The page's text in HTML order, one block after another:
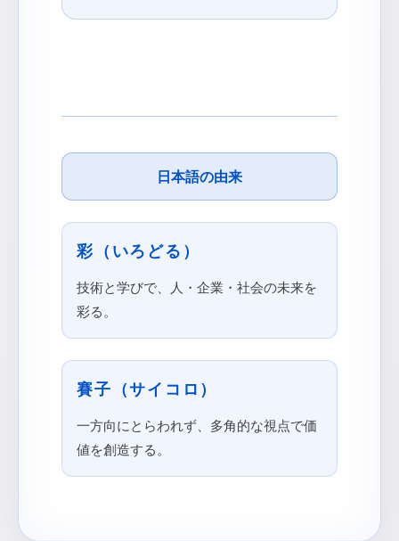
日本語の由来
彩（いろどる）
技術と学びで、人・企業・社会の未来を
彩る。
賽子（サイコロ）
一方向にとらわれず、多角的な視点で価
値を創造する。